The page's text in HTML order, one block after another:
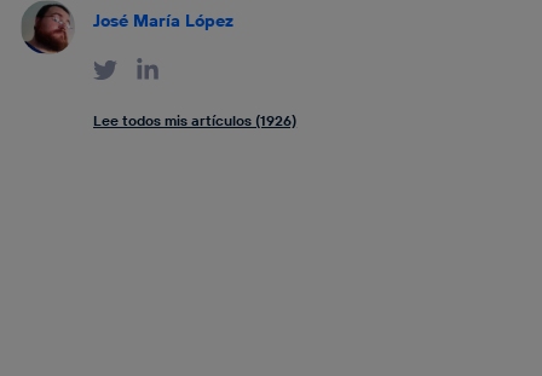
José María López
Lee todos mis artículos (1926)